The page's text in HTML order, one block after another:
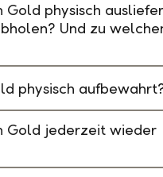
Gold physisch
Und zu
physisch
Gold jederzeit wieder